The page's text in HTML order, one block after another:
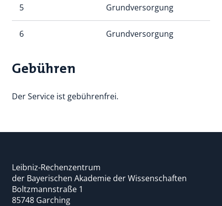
5 Grundversorgung
6 Grundversorgung
Gebühren
Der Service ist gebührenfrei.
Leibniz-Rechenzentrum
der Bayerischen Akademie der Wissenschaften
Boltzmannstraße 1
85748 Garching